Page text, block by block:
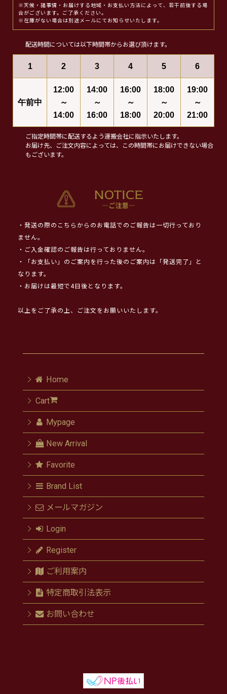
※天候・諸事情・お届けする地域・お支払い方法によって、若干前後する場
合がございます。ご了承ください。
※在庫がない場合は別途メールにてお知らせいたします。
配送時間については以下時間帯からお選び頂けます。
1 2 3 4 5 6
午前中
12:00
～
14:00
14:00
～
16:00
16:00
～
18:00
18:00
～
20:00
19:00
～
21:00
ご指定時間帯に配送するよう運搬会社に指示いたします。
お届け先、ご注文内容によっては、この時間帯にお届けできない場合
もございます。
・発送の際のこちらからのお電話でのご報告は一切行っており
ません。
・ご入金確認のご報告は行っておりません。
・「お支払い」のご案内を行った後のご案内は「発送完了」と
なります。
・お届けは最短で4日後となります。
以上をご了承の上、ご注文をお願いいたします。
Home
Cart
Mypage
New Arrival
Favorite
Brand List
メールマガジン
Login
Register
ご利用案内
特定商取引法表示
お問い合わせ